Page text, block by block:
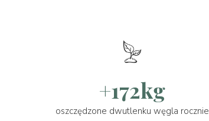
+172kg
oszczędzone dwutlenku węgla rocznie